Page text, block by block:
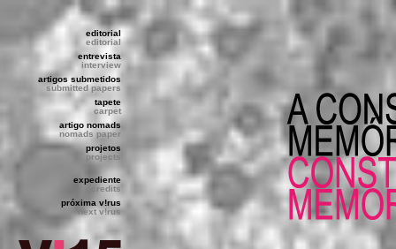
editorial
editorial
entrevista
interview
artigos submetidos
submitted papers
tapete
carpet
artigo nomads
nomads paper
projetos
projects
expediente
credits
próxima v!rus
next v!rus